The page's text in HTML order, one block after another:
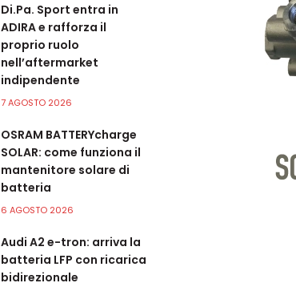
Di.Pa. Sport entra in
ADIRA e rafforza il
proprio ruolo
nell’aftermarket
indipendente
7 AGOSTO 2026
OSRAM BATTERYcharge
SOLAR: come funziona il
mantenitore solare di
batteria
6 AGOSTO 2026
Audi A2 e-tron: arriva la
batteria LFP con ricarica
bidirezionale